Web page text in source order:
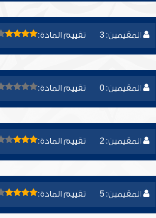
المقيمين: 3 تقييم المادة:
المقيمين: 0 تقييم المادة:
المقيمين: 2 تقييم المادة:
المقيمين: 5 تقييم المادة: